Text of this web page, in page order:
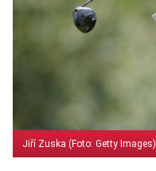
Jiří Zuska (Foto: Getty Images)